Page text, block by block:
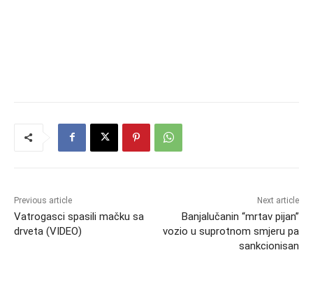
Previous article
Vatrogasci spasili mačku sa
drveta (VIDEO)
Next article
Banjalučanin “mrtav pijan”
vozio u suprotnom smjeru pa
sankcionisan